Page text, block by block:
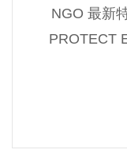
NGO 最新
PROTECT